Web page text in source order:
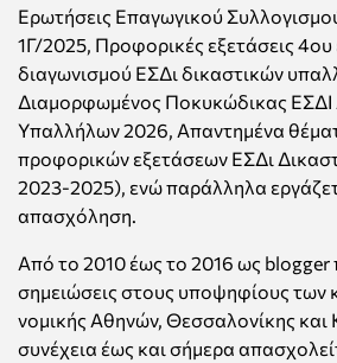
Ερωτήσεις Επαγωγικού
1Γ/2025, Προφορικές εξετάσεις 4ου
διαγωνισμού ΕΣΔι δικαστικών
Διαμορφωμένος Ποκυκώδικας ΕΣΔΙ
Υπαλλήλων 2026, Απαντημένα
προφορικών εξετάσεων ΕΣΔι
2023-2025), ενώ παράλληλα
απασχόληση.
Από το 2010 έως το 2016 ως blogger
σημειώσεις στους υποψηφίους των
νομικής Αθηνών, Θεσσαλονίκης και
συνέχεια έως και σήμερα